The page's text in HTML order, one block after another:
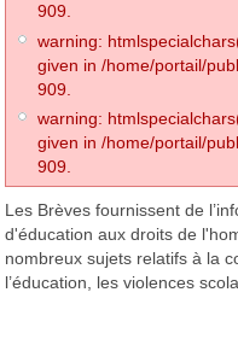
909.
warning:
given in /home/portail/
909.
warning:
given in /home/portail/
909.
Les Brèves fournissent de
d'éducation aux droits de
nombreux sujets relatifs à la
l’éducation, les violences